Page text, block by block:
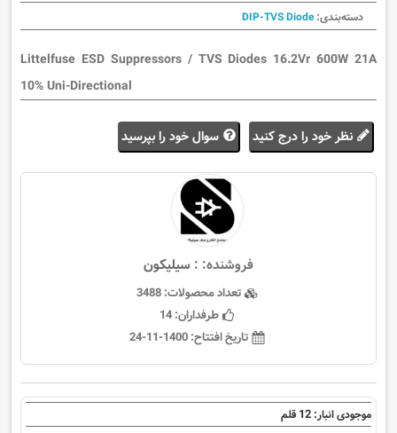
دسته‌بندی:DIP-TVS Diode
Littelfuse ESD Suppressors / TVS Diodes 16.2Vr 600W 21A
10% Uni-Directional
نظر خود را درج کنید سوال خود را بپرسید
فروشنده: : سيليكون
تعداد محصولات:3488
طرفداران:14
تاریخ افتتاح:1400-11-24
موجودی انبار: 12 قلم